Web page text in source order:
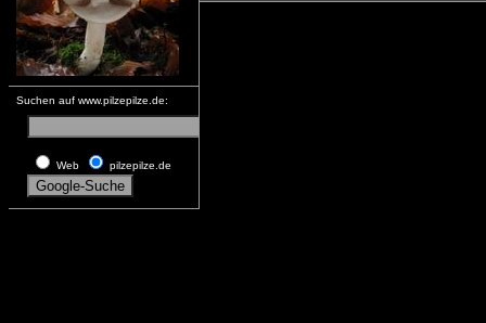
Suchen auf www.pilzepilze.de:
Web pilzepilze.de